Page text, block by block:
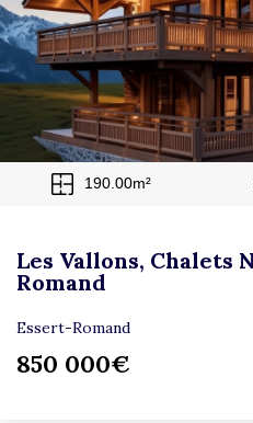
190.00m²
Les Vallons, Chalets
Romand
Essert-Romand
850 000€